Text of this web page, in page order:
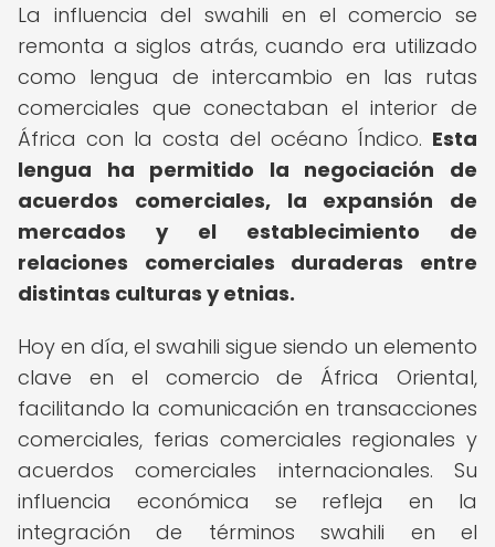
La influencia del swahili en el comercio se
remonta a siglos atrás, cuando era utilizado
como lengua de intercambio en las rutas
comerciales que conectaban el interior de
África con la costa del océano Índico. Esta
lengua ha permitido la negociación de
acuerdos comerciales, la expansión de
mercados y el establecimiento de
relaciones comerciales duraderas entre
distintas culturas y etnias.
Hoy en día, el swahili sigue siendo un elemento
clave en el comercio de África Oriental,
facilitando la comunicación en transacciones
comerciales, ferias comerciales regionales y
acuerdos comerciales internacionales. Su
influencia económica se refleja en la
integración de términos swahili en el